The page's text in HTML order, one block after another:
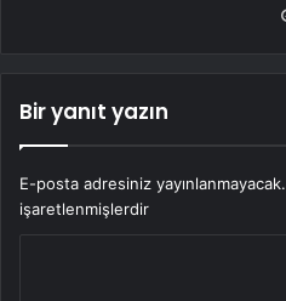
Bir yanıt yazın
E-posta adresiniz yayınlanmayacak.
işaretlenmişlerdir